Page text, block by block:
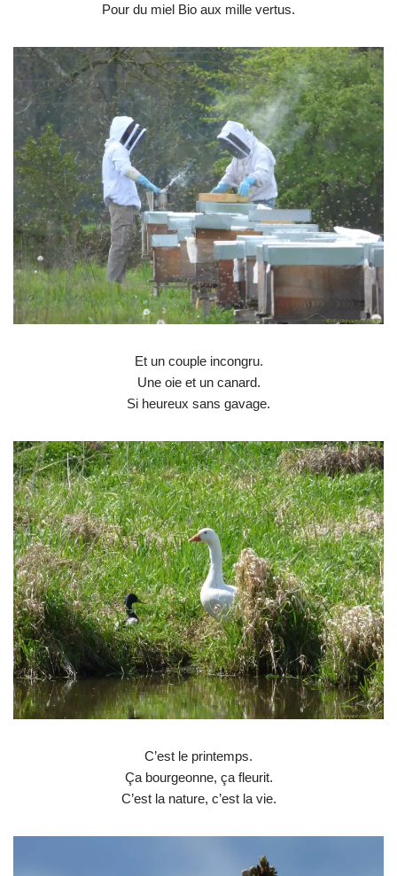
Pour du miel Bio aux mille vertus.
Et un couple incongru.
Une oie et un canard.
Si heureux sans gavage.
C’est le printemps.
Ça bourgeonne, ça fleurit.
C’est la nature, c’est la vie.